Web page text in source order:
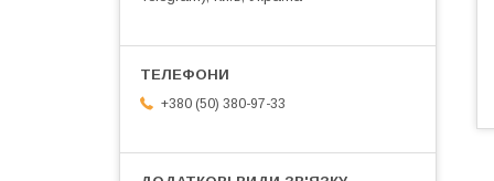
+380 (50) 380-97-33